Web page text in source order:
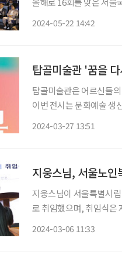
2024-05-22 14:42
탑골미술관 '꿈을
탑골미술관은 어르신들
이번 전시는 문화예술 생
2024-03-27 13:51
지웅스님, 서울노
지웅스님이 서울특별시
로 취임했으며, 취임식은
2024-03-06 11:33